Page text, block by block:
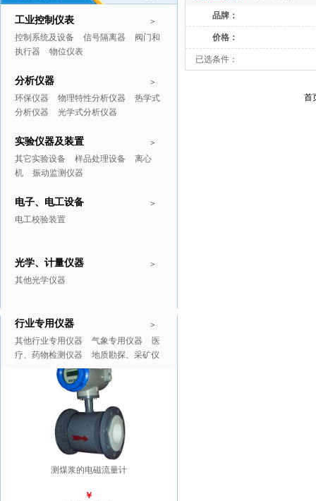
>
工业控制仪表
控制系统及设备 信号隔离器
阀门和
执行器
物位仪表
>
分析仪器
环保仪器 物理特性分析仪器
热学式
分析仪器
光学式分析仪器
>
实验仪器及装置
其它实验设备 样品处理设备
离心
机
振动监测仪器
>
电子、电工设备
电工校验装置
>
光学、计量仪器
其他光学仪器
>
行业专用仪器
其他行业专用仪器 气象专用仪器
医
疗、药物检测仪器
地质勘探、采矿仪
推广商品 更多>>
测煤浆的电磁流量计
￥
品牌：
价格：
已选条件：
首